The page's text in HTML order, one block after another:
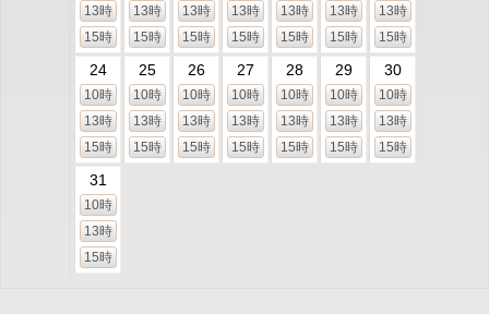
13時
15時
13時
15時
13時
15時
13時
15時
13時
15時
13時
15時
13時
15時
24
10時
13時
15時
25
10時
13時
15時
26
10時
13時
15時
27
10時
13時
15時
28
10時
13時
15時
29
10時
13時
15時
30
10時
13時
15時
31
10時
13時
15時